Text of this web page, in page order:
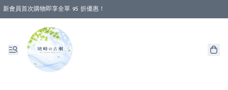
新會員首次購物即享全單 95 折優惠！
消費即享全單 88 折優惠！